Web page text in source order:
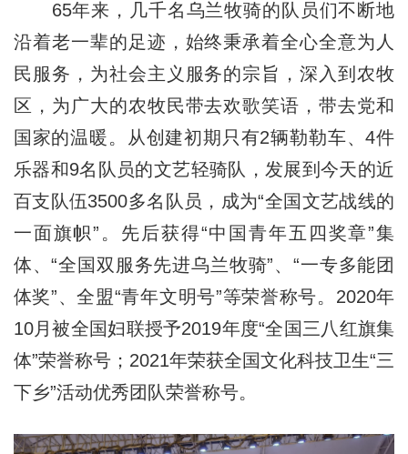
65年来，几千名乌兰牧骑的队员们不断地
沿着老一辈的足迹，始终秉承着全心全意为人
民服务，为社会主义服务的宗旨，深入到农牧
区，为广大的农牧民带去欢歌笑语，带去党和
国家的温暖。从创建初期只有2辆勒勒车、4件
乐器和9名队员的文艺轻骑队，发展到今天的近
百支队伍3500多名队员，成为“全国文艺战线的
一面旗帜”。先后获得“中国青年五四奖章”集
体、“全国双服务先进乌兰牧骑”、“一专多能团
体奖”、全盟“青年文明号”等荣誉称号。2020年
10月被全国妇联授予2019年度“全国三八红旗集
体”荣誉称号；2021年荣获全国文化科技卫生“三
下乡”活动优秀团队荣誉称号。